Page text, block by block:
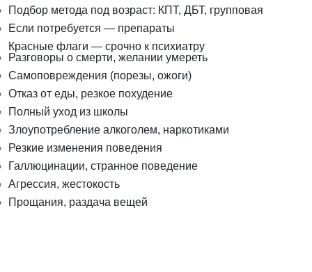
Подбор метода под возраст: КПТ, ДБТ, групповая
Если потребуется — препараты
Красные флаги — срочно к психиатру
Разговоры о смерти, желании умереть
Самоповреждения (порезы, ожоги)
Отказ от еды, резкое похудение
Полный уход из школы
Злоупотребление алкоголем, наркотиками
Резкие изменения поведения
Галлюцинации, странное поведение
Агрессия, жестокость
Прощания, раздача вещей